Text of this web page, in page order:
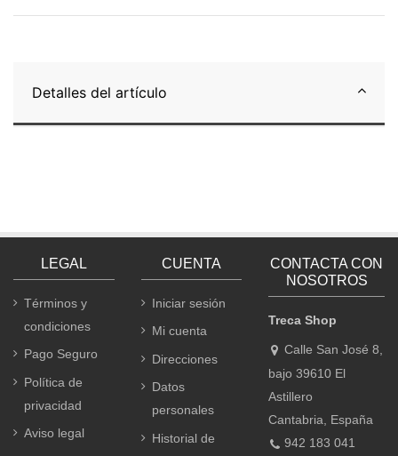
Detalles del artículo
LEGAL
Términos y
condiciones
Pago Seguro
Política de
privacidad
Aviso legal
CUENTA
Iniciar sesión
Mi cuenta
Direcciones
Datos
personales
Historial de
CONTACTA CON
NOSOTROS
Treca Shop
Calle San José 8,
bajo 39610 El
Astillero
Cantabria, España
942 183 041